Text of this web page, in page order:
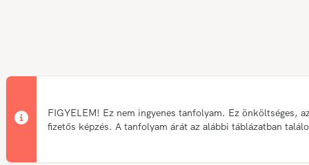
FIGYELEM! Ez nem ingyenes tanfolyam. Ez önköltséges,
fizetős képzés. A tanfolyam árát az alábbi táblázatban